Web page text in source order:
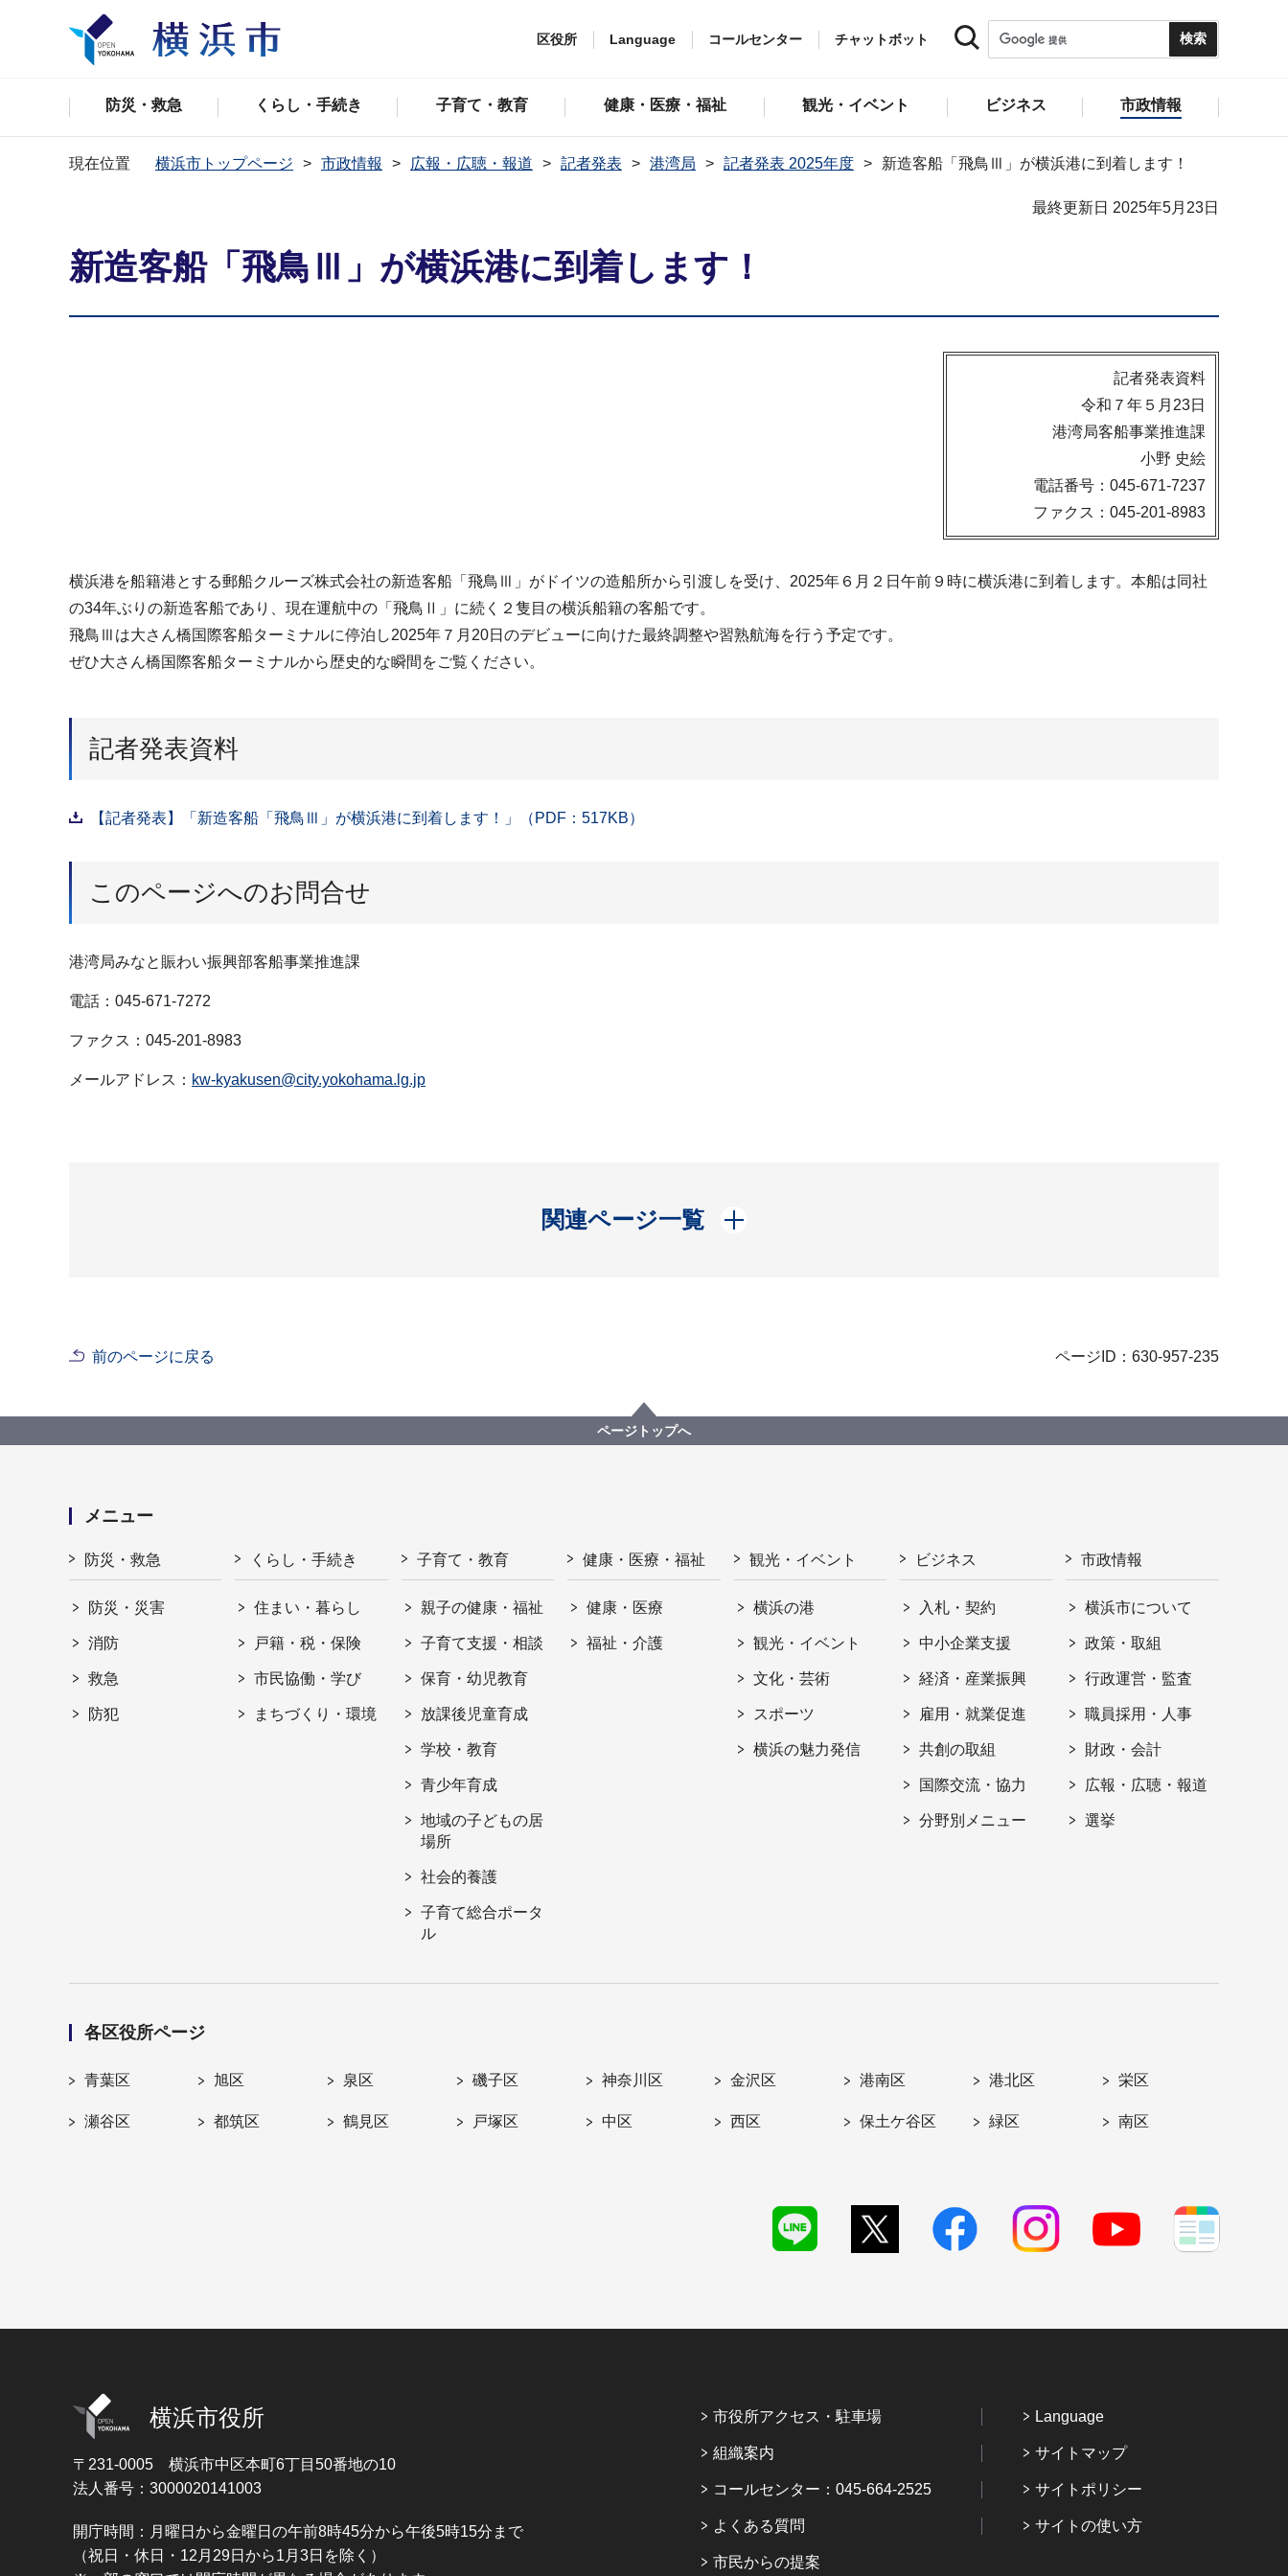
区役所 Language コールセンター チャットボット
防災・救急 くらし・手続き 子育て・教育 健康・医療・福祉 観光・イベント ビジネス 市政情報
現在位置 横浜市トップページ 市政情報 広報・広聴・報道 記者発表 港湾局 記者発表 2025年度 新造客船「飛鳥Ⅲ」が横浜港に到着します！
最終更新日 2025年5月23日
新造客船「飛鳥Ⅲ」が横浜港に到着します！
記者発表資料
令和７年５月23日
港湾局客船事業推進課
小野 史絵
電話番号：045-671-7237
ファクス：045-201-8983
横浜港を船籍港とする郵船クルーズ株式会社の新造客船「飛鳥Ⅲ」がドイツの造船所から引渡しを受け、2025年６月２日午前９時に横浜港に到着します。本船は同社
の34年ぶりの新造客船であり、現在運航中の「飛鳥Ⅱ」に続く２隻目の横浜船籍の客船です。
飛鳥Ⅲは大さん橋国際客船ターミナルに停泊し2025年７月20日のデビューに向けた最終調整や習熟航海を行う予定です。
ぜひ大さん橋国際客船ターミナルから歴史的な瞬間をご覧ください。
記者発表資料
【記者発表】「新造客船「飛鳥Ⅲ」が横浜港に到着します！」（PDF：517KB）
このページへのお問合せ
港湾局みなと賑わい振興部客船事業推進課
電話：045-671-7272
ファクス：045-201-8983
メールアドレス： kw-kyakusen@city.yokohama.lg.jp
関連ページ一覧
開く
前のページに戻る ページID：630-957-235
ページトップへ
メニュー
防災・救急
防災・災害
消防
救急
防犯
くらし・手続き
住まい・暮らし
戸籍・税・保険
市民協働・学び
まちづくり・環境
子育て・教育
親子の健康・福祉
子育て支援・相談
保育・幼児教育
放課後児童育成
学校・教育
青少年育成
地域の子どもの居
場所
社会的養護
子育て総合ポータ
ル
健康・医療・福祉
健康・医療
福祉・介護
観光・イベント
横浜の港
観光・イベント
文化・芸術
スポーツ
横浜の魅力発信
ビジネス
入札・契約
中小企業支援
経済・産業振興
雇用・就業促進
共創の取組
国際交流・協力
分野別メニュー
市政情報
横浜市について
政策・取組
行政運営・監査
職員採用・人事
財政・会計
広報・広聴・報道
選挙
各区役所ページ
青葉区 旭区 泉区 磯子区 神奈川区 金沢区 港南区 港北区 栄区
瀬谷区 都筑区 鶴見区 戸塚区 中区 西区 保土ケ谷区 緑区 南区
横浜市役所
〒231-0005 横浜市中区本町6丁目50番地の10
法人番号：3000020141003
開庁時間：月曜日から金曜日の午前8時45分から午後5時15分まで
（祝日・休日・12月29日から1月3日を除く）
市役所アクセス・駐車場
組織案内
コールセンター：045-664-2525
よくある質問
市民からの提案
Language
サイトマップ
サイトポリシー
サイトの使い方